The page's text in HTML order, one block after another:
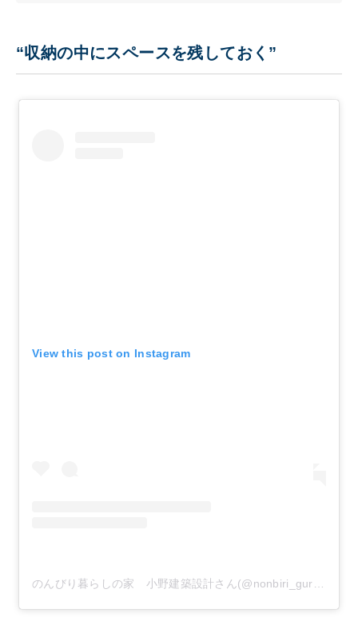
“収納の中にスペースを残しておく”
View this post on Instagram